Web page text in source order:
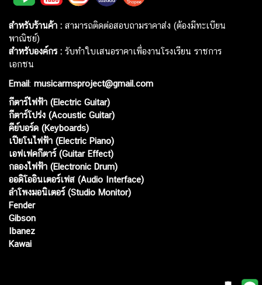
สำหรับร้านค้า : สามารถติดต่อสอบถามราคาส่ง (ต้องมีทะเบียน
พาณิชย์)
สำหรับองค์กร : รับทำใบเสนอราคาเพื่องานโรงเรียน ราชการ
เอกชน
Email: musicarmsproject@gmail.com
กีตาร์ไฟฟ้า (Electric Guitar)
กีตาร์โปร่ง (Acoustic Guitar)
คีย์บอร์ด (Keyboards)
เปียโนไฟฟ้า (Electric Piano)
เอฟเฟคกีตาร์ (Guitar Effect)
กลองไฟฟ้า (Electronic Drum)
ออดิโออินเตอร์เฟส (Audio Interface)
ลำโพงมอนิเตอร์ (Studio Monitor)
Fender
Gibson
Ibanez
Kawai